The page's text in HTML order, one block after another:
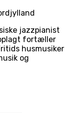
jazzpianist
fortæller
husmusiker
og